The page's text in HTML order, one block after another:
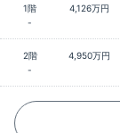
1階 4,126万円
-
2階 4,950万円
-